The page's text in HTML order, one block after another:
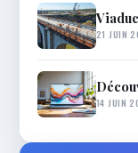
21 JUIN
14 JUIN